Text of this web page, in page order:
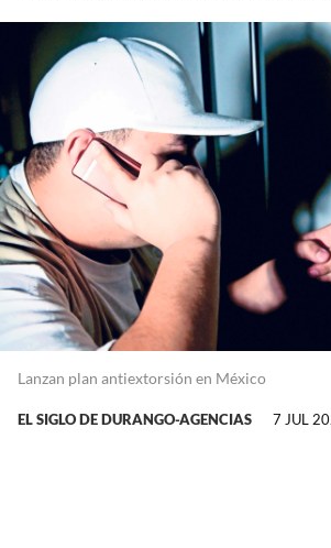
Lanzan plan antiextorsión en México
EL SIGLO DE DURANGO-AGENCIAS 7 JUL